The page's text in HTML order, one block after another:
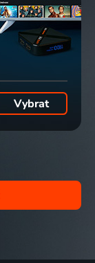
Vybrat